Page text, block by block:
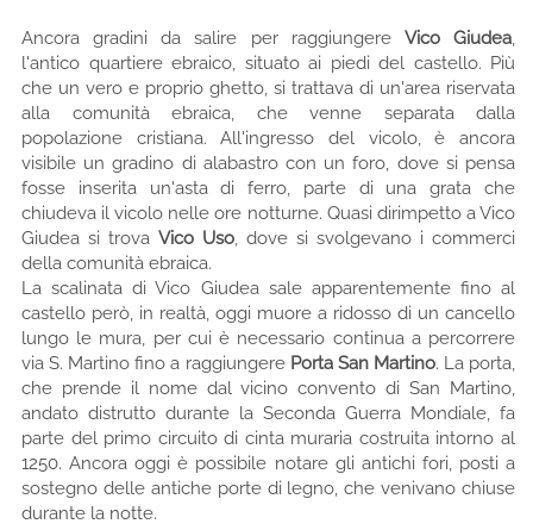
Ancora gradini da salire per raggiungere Vico Giudea,
l'antico quartiere ebraico, situato ai piedi del castello. Più
che un vero e proprio ghetto, si trattava di un'area riservata
alla comunità ebraica, che venne separata dalla
popolazione cristiana. All'ingresso del vicolo, è ancora
visibile un gradino di alabastro con un foro, dove si pensa
fosse inserita un'asta di ferro, parte di una grata che
chiudeva il vicolo nelle ore notturne. Quasi dirimpetto a Vico
Giudea si trova Vico Uso, dove si svolgevano i commerci
della comunità ebraica.
La scalinata di Vico Giudea sale apparentemente fino al
castello però, in realtà, oggi muore a ridosso di un cancello
lungo le mura, per cui è necessario continua a percorrere
via S. Martino fino a raggiungere Porta San Martino. La porta,
che prende il nome dal vicino convento di San Martino,
andato distrutto durante la Seconda Guerra Mondiale, fa
parte del primo circuito di cinta muraria costruita intorno al
1250. Ancora oggi è possibile notare gli antichi fori, posti a
sostegno delle antiche porte di legno, che venivano chiuse
durante la notte.